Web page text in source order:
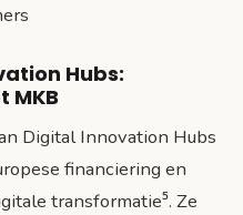
Hubs:
MKB
Digital Innovation Hubs
financiering en
transformatie⁵. Ze